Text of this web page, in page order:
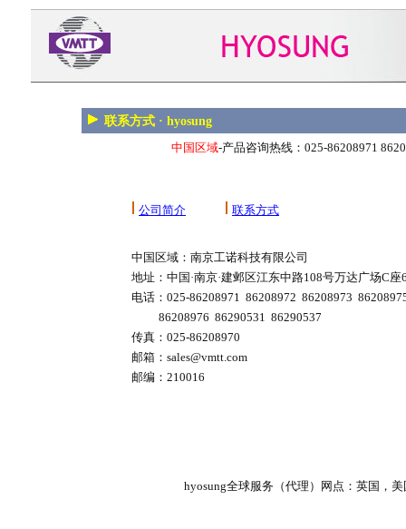
联系方式 · hyosung
中国区域-产品咨询热线：025-86208971
公司简介 联系方式
中国区域：南京工诺科技有限公司
地址：中国·南京·建邺区江东中路108号万达广场C座
电话：025-86208971 86208972 86208973
86208976 86290531 86290537
传真：025-86208970
邮箱：sales@vmtt.com
邮编：210016
hyosung全球服务（代理）网点：英国，